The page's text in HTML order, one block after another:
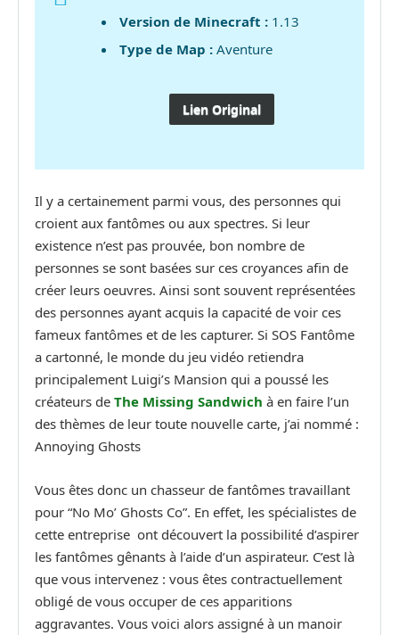
Version de Minecraft : 1.13
Type de Map : Aventure
Lien Original
Il y a certainement parmi vous, des personnes qui
croient aux fantômes ou aux spectres. Si leur
existence n’est pas prouvée, bon nombre de
personnes se sont basées sur ces croyances afin de
créer leurs oeuvres. Ainsi sont souvent représentées
des personnes ayant acquis la capacité de voir ces
fameux fantômes et de les capturer. Si SOS Fantôme
a cartonné, le monde du jeu vidéo retiendra
principalement Luigi’s Mansion qui a poussé les
créateurs de The Missing Sandwich à en faire l’un
des thèmes de leur toute nouvelle carte, j’ai nommé :
Annoying Ghosts
Vous êtes donc un chasseur de fantômes travaillant
pour “No Mo’ Ghosts Co”. En effet, les spécialistes de
cette entreprise ont découvert la possibilité d’aspirer
les fantômes gênants à l’aide d’un aspirateur. C’est là
que vous intervenez : vous êtes contractuellement
obligé de vous occuper de ces apparitions
aggravantes. Vous voici alors assigné à un manoir